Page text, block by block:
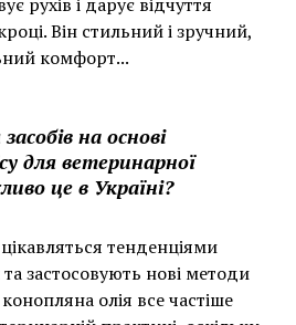
Він стильний і зручний,
комфорт...
на основі
для ветеринарної
це в Україні?
тенденціями
застосовують нові методи
олія все частіше